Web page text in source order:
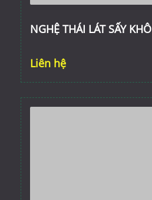
NGHỆ THÁI LÁT SẤY KHÔ
Liên hệ